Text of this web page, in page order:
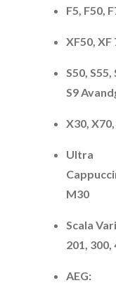
F5, F50,
XF50, XF
S50, S55,
S9
X30,
Ultra
M30
Scala
201, 300,
AEG: